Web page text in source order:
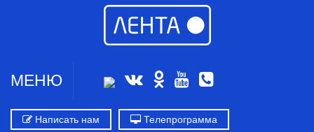
МЕНЮ
Написать нам Телепрограмма